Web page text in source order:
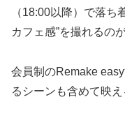
（18:00以降）で落ち
カフェ感”を撮れるの
会員制のRemake
るシーンも含めて映